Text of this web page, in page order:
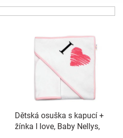
Dětská osuška s kapucí +
žínka I love, Baby Nellys,